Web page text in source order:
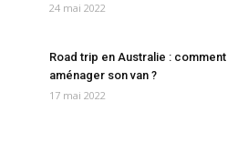
24 mai 2022
Road trip en Australie : comment
aménager son van ?
17 mai 2022